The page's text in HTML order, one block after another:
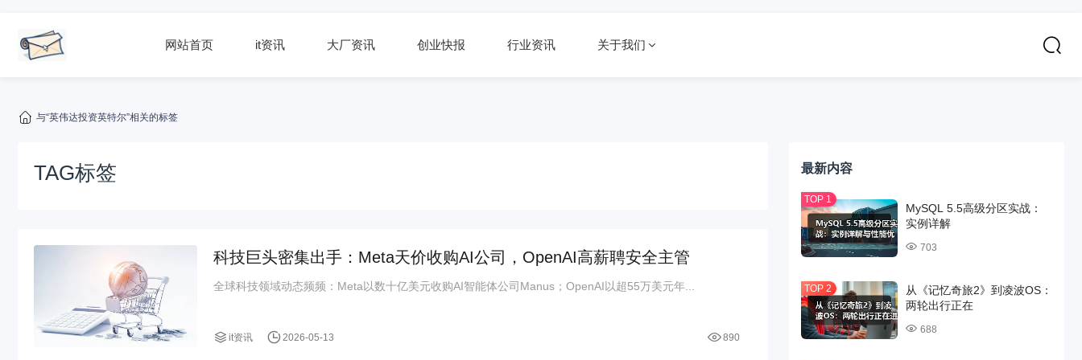
网站首页 it资讯 大厂资讯 创业快报 行业资讯 关于我们
与“英伟达投资英特尔”相关的标签
TAG标签
科技巨头密集出手：Meta天价收购AI公司，OpenAI高薪聘安全主管
全球科技领域动态频频：Meta以数十亿美元收购AI智能体公司Manus；OpenAI以超55万美元年...
it资讯 2026-05-13 890
最新内容
MySQL 5.5高级分区实战：
实例详解
703
从《记忆奇旅2》到凌波OS：
两轮出行正在
688